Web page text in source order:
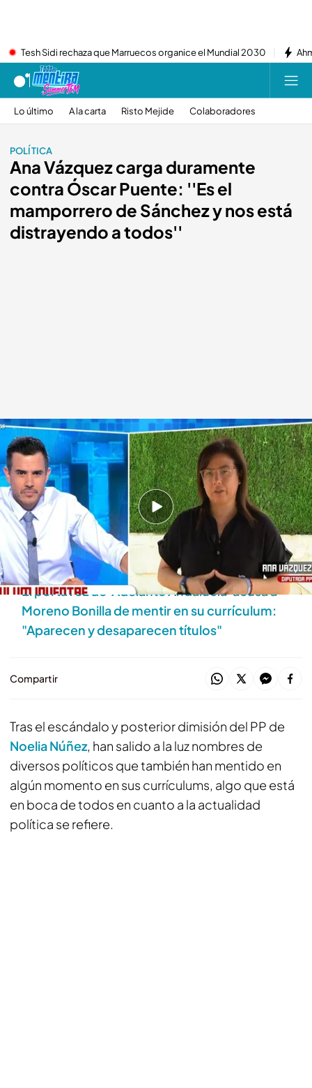
Tesh Sidi rechaza que Marruecos organice el Mundial 2030
Lo último A la carta Risto Mejide Colaboradores
POLÍTICA
Ana Vázquez carga duramente
contra Óscar Puente: ''Es el
mamporrero de Sánchez y nos está
distrayendo a todos''
Ana Vázquez entra en 'Todo es mentira'
Déborah De la Calle
25 JUL 2025 - 18:54h.
Ana Vázquez ha entrado en directo en 'Todo es
mentira' para defender a Noelia Núñez y cargar
contra Óscar Puente
El portavoz de 'Adelante Andalucía' acusa a
Moreno Bonilla de mentir en su currículum:
"Aparecen y desaparecen títulos"
Compartir
Tras el escándalo y posterior dimisión del PP de
Noelia Núñez, han salido a la luz nombres de
diversos políticos que también han mentido en
algún momento en sus currículums, algo que está
en boca de todos en cuanto a la actualidad
política se refiere.